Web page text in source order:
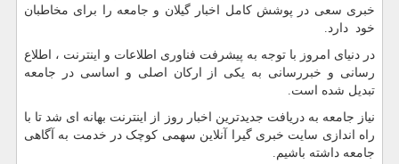
خبری سعی در پوشش کامل اخبار گیلان و جامعه را برای مخاطبان
خود دارد.
در دنیای امروز با توجه به پیشرفت فناوری اطلاعات و اینترنت ، اطلاع
رسانی و خبررسانی به یکی از ارکان اصلی و اساسی در جامعه
تبدیل شده است.
نیاز جامعه به دریافت جدیدترین اخبار روز از اینترنت بهانه ای شد تا با
راه اندازی سایت خبری گیرا آنلاین سهمی کوچک در خدمت به آگاهی
جامعه داشته باشیم.